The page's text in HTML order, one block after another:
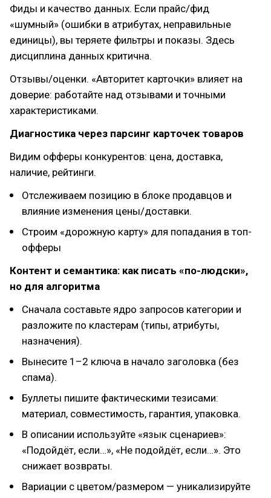
Фиды и качество данных. Если прайс/фид
«шумный» (ошибки в атрибутах, неправильные
единицы), вы теряете фильтры и показы. Здесь
дисциплина данных критична.
Отзывы/оценки. «Авторитет карточки» влияет на
доверие: работайте над отзывами и точными
характеристиками.
Диагностика через парсинг карточек товаров
Видим офферы конкурентов: цена, доставка,
наличие, рейтинги.
Отслеживаем позицию в блоке продавцов и
влияние изменения цены/доставки.
Строим «дорожную карту» для попадания в топ-
офферы
Контент и семантика: как писать «по-людски»,
но для алгоритма
Сначала составьте ядро запросов категории и
разложите по кластерам (типы, атрибуты,
назначения).
Вынесите 1–2 ключа в начало заголовка (без
спама).
Буллеты пишите фактическими тезисами:
материал, совместимость, гарантия, упаковка.
В описании используйте «язык сценариев»:
«Подойдёт, если…», «Не подойдёт, если…». Это
снижает возвраты.
Вариации с цветом/размером — уникализируйте